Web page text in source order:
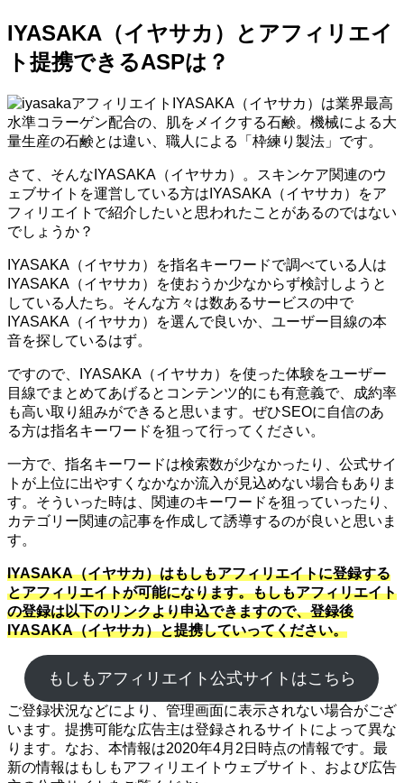
IYASAKA（イヤサカ）とアフィリエイ
ト提携できるASPは？
IYASAKA（イヤサカ）は業界最高
水準コラーゲン配合の、肌をメイクする石鹸。機械による大
量生産の石鹸とは違い、職人による「枠練り製法」です。
さて、そんなIYASAKA（イヤサカ）。スキンケア関連のウ
ェブサイトを運営している方はIYASAKA（イヤサカ）をア
フィリエイトで紹介したいと思われたことがあるのではない
でしょうか？
IYASAKA（イヤサカ）を指名キーワードで調べている人は
IYASAKA（イヤサカ）を使おうか少なからず検討しようと
している人たち。そんな方々は数あるサービスの中で
IYASAKA（イヤサカ）を選んで良いか、ユーザー目線の本
音を探しているはず。
ですので、IYASAKA（イヤサカ）を使った体験をユーザー
目線でまとめてあげるとコンテンツ的にも有意義で、成約率
も高い取り組みができると思います。ぜひSEOに自信のあ
る方は指名キーワードを狙って行ってください。
一方で、指名キーワードは検索数が少なかったり、公式サイ
トが上位に出やすくなかなか流入が見込めない場合もありま
す。そういった時は、関連のキーワードを狙っていったり、
カテゴリー関連の記事を作成して誘導するのが良いと思いま
す。
IYASAKA（イヤサカ）はもしもアフィリエイトに登録する
とアフィリエイトが可能になります。もしもアフィリエイト
の登録は以下のリンクより申込できますので、登録後
IYASAKA（イヤサカ）と提携していってください。
もしもアフィリエイト公式サイトはこちら
ご登録状況などにより、管理画面に表示されない場合がござ
います。提携可能な広告主は登録されるサイトによって異な
ります。なお、本情報は2020年4月2日時点の情報です。最
新の情報はもしもアフィリエイトウェブサイト、および広告